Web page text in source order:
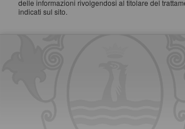
delle informazioni rivolgendosi al titolare del
indicati sul sito.